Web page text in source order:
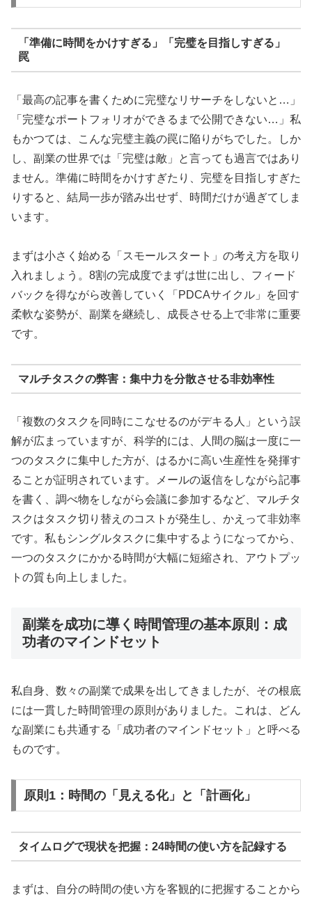
「準備に時間をかけすぎる」「完璧を目指しすぎる」
罠
「最高の記事を書くために完璧なリサーチをしないと…」
「完璧なポートフォリオができるまで公開できない…」私
もかつては、こんな完璧主義の罠に陥りがちでした。しか
し、副業の世界では「完璧は敵」と言っても過言ではあり
ません。準備に時間をかけすぎたり、完璧を目指しすぎた
りすると、結局一歩が踏み出せず、時間だけが過ぎてしま
います。
まずは小さく始める「スモールスタート」の考え方を取り
入れましょう。8割の完成度でまずは世に出し、フィード
バックを得ながら改善していく「PDCAサイクル」を回す
柔軟な姿勢が、副業を継続し、成長させる上で非常に重要
です。
マルチタスクの弊害：集中力を分散させる非効率性
「複数のタスクを同時にこなせるのがデキる人」という誤
解が広まっていますが、科学的には、人間の脳は一度に一
つのタスクに集中した方が、はるかに高い生産性を発揮す
ることが証明されています。メールの返信をしながら記事
を書く、調べ物をしながら会議に参加するなど、マルチタ
スクはタスク切り替えのコストが発生し、かえって非効率
です。私もシングルタスクに集中するようになってから、
一つのタスクにかかる時間が大幅に短縮され、アウトプッ
トの質も向上しました。
副業を成功に導く時間管理の基本原則：成
功者のマインドセット
私自身、数々の副業で成果を出してきましたが、その根底
には一貫した時間管理の原則がありました。これは、どん
な副業にも共通する「成功者のマインドセット」と呼べる
ものです。
原則1：時間の「見える化」と「計画化」
タイムログで現状を把握：24時間の使い方を記録する
まずは、自分の時間の使い方を客観的に把握することから